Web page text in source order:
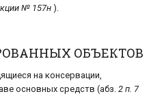
№ 157н ).
ОБЪЕКТОВ
на консервации,
основных средств (абз. 2 п. 7